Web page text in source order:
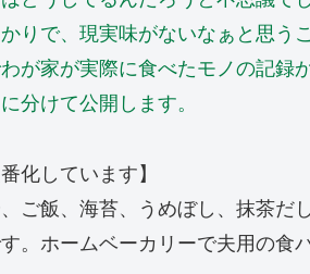
りで、現実味がないなぁと思
が家が実際に食べたモノの記録
分けて公開します。
化しています】
ご飯、海苔、うめぼし、抹茶だ
。ホームベーカリーで夫用の食